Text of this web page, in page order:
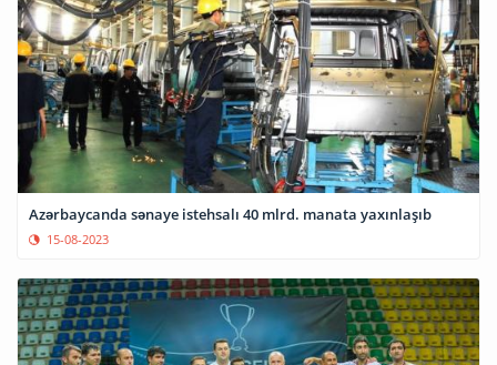
Azərbaycanda sənaye istehsalı 40 mlrd. manata yaxınlaşıb
15-08-2023